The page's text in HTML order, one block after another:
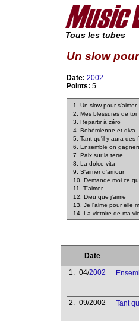
Tous les tubes
Un slow
Date: 2002
Points: 5
1. Un slow pour s'aimer
2. Mes blessures de toi
3. Repartir à zéro
4. Bohémienne et diva
5. Tant qu'il y aura des
6. Ensemble on
7. Paix sur la terre
8. La dolce vita
9. S'aimer d'amour
10. Demande moi ce
11. T'aimer
12. Dieu que j'aime
13. Je l'aime pour elle
14. La victoire de ma vie
Date
1.
04/2002
2. 09/2002 Tant